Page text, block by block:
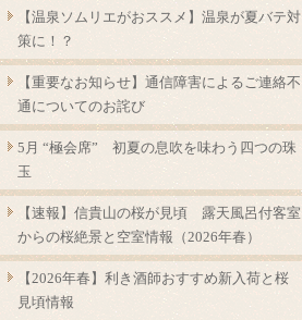
【温泉ソムリエがおススメ】温泉が夏バテ対
策に！？
【重要なお知らせ】通信障害によるご連絡不
通についてのお詫び
5月 “極会席” 初夏の息吹を味わう四つの珠
玉
【速報】信貴山の桜が見頃 露天風呂付客室
からの桜絶景と空室情報（2026年春）
【2026年春】利き酒師おすすめ新入荷と桜
見頃情報